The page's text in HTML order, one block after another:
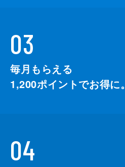
03
毎月もらえる
1,200ポイントでお得に。
04